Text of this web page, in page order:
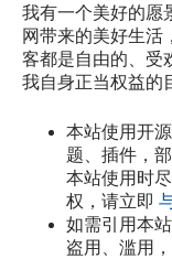
我有一个美好的愿
网带来的美好生活
客都是自由的、受
我自身正当权益的
本站使用开
题、插件，
本站使用时
权，请立即
如需引用本
盗用、滥用